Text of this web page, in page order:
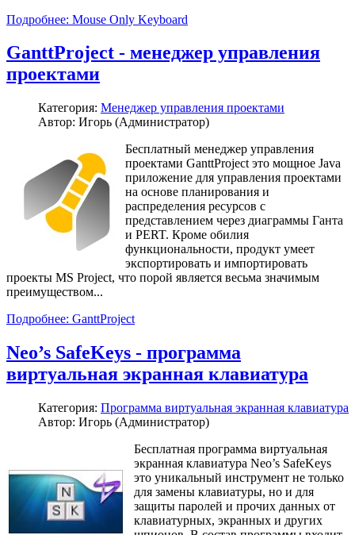
Подробнее: Mouse Only Keyboard
GanttProject - менеджер управления
проектами
Категория: Менеджер управления проектами
Автор: Игорь (Администратор)
Бесплатный менеджер управления
проектами GanttProject это мощное Java
приложение для управления проектами
на основе планирования и
распределения ресурсов с
представлением через диаграммы Ганта
и PERT. Кроме обилия
функциональности, продукт умеет
экспортировать и импортировать
проекты MS Project, что порой является весьма значимым
преимуществом...
Подробнее: GanttProject
Neo’s SafeKeys - программа
виртуальная экранная клавиатура
Категория: Программа виртуальная экранная клавиатура
Автор: Игорь (Администратор)
Бесплатная программа виртуальная
экранная клавиатура Neo’s SafeKeys
это уникальный инструмент не только
для замены клавиатуры, но и для
защиты паролей и прочих данных от
клавиатурных, экранных и других